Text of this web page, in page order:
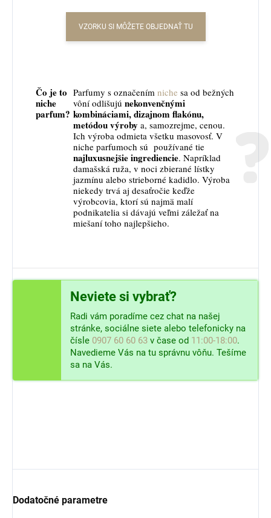
VZORKU SI MÔŽETE OBJEDNAŤ TU
Čo je to
niche
parfum?
Parfumy s označením niche sa od bežných
vôní odlišujú nekonvenčnými
kombináciami, dizajnom flakónu,
metódou výroby a, samozrejme, cenou.
Ich výroba odmieta všetku masovosť. V
niche parfumoch sú používané tie
najluxusnejšie ingrediencie. Napríklad
damašská ruža, v noci zbierané lístky
jazmínu alebo strieborné kadidlo. Výroba
niekedy trvá aj desaťročie keďže
výrobcovia, ktorí sú najmä malí
podnikatelia si dávajú veľmi záležať na
miešaní toho najlepšieho.
Neviete si vybrať?
Radi vám poradíme cez chat na našej
stránke, sociálne siete alebo telefonicky na
čísle 0907 60 60 63 v čase od 11:00-18:00.
Navedieme Vás na tu správnu vôňu. Tešíme
sa na Vás.
Dodatočné parametre